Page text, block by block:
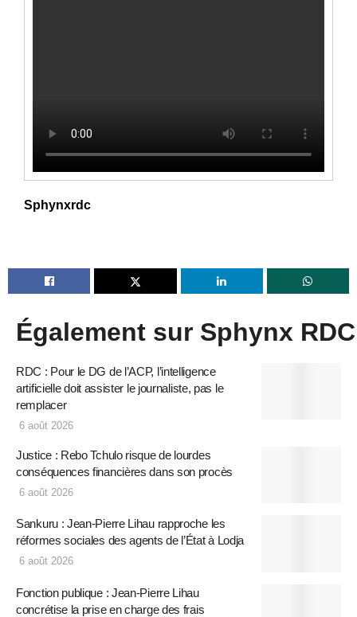
Sphynxrdc
Également sur Sphynx RDC
RDC : Pour le DG de l’ACP, l’intelligence
artificielle doit assister le journaliste, pas le
remplacer
6 août 2026
Justice : Rebo Tchulo risque de lourdes
conséquences financières dans son procès
6 août 2026
Sankuru : Jean-Pierre Lihau rapproche les
réformes sociales des agents de l’État à Lodja
6 août 2026
Fonction publique : Jean-Pierre Lihau
concrétise la prise en charge des frais